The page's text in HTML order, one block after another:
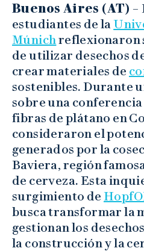
Buenos Aires (AT) –
estudiantes de la
Múnichreflexionaron
de utilizar desechos
crear materiales de
sostenibles. Durante
sobre una
fibras de plátano en
consideraron el
generados por la
Baviera, región
de cerveza. Esta
surgimiento de
busca transformar la
gestionan los
la construcción y la